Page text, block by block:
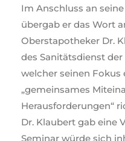
Im Anschluss an
übergab er das Wort
Oberstapotheker Dr.
des Sanitätsdienst
welcher seinen Fokus
„gemeinsames
Herausforderungen“
Dr. Klaubert gab eine
Seminar würde sich